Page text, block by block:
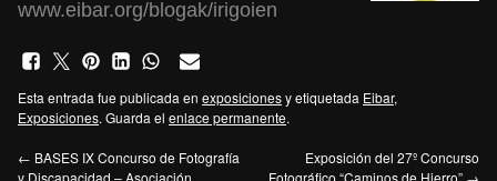
www.eibar.org/blogak/irigoien
Esta entrada fue publicada en exposicionesy etiquetada Eibar,
Exposiciones. Guarda el enlace permanente.
← BASES IX Concurso de Fotografía
y Discapacidad – Asociación
Exposición del 27º Concurso
Fotográfico “Caminos de Hierro” →